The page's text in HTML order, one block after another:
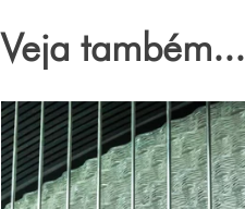
Veja também...